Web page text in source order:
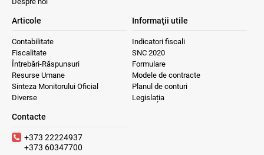
Articole
Contabilitate
Fiscalitate
Întrebări-Răspunsuri
Resurse Umane
Sinteza Monitorului Oficial
Diverse
Informaţii utile
Indicatori fiscali
SNC 2020
Formulare
Modele de contracte
Planul de conturi
Legislația
Contacte
+373 22224937
+373 60347700